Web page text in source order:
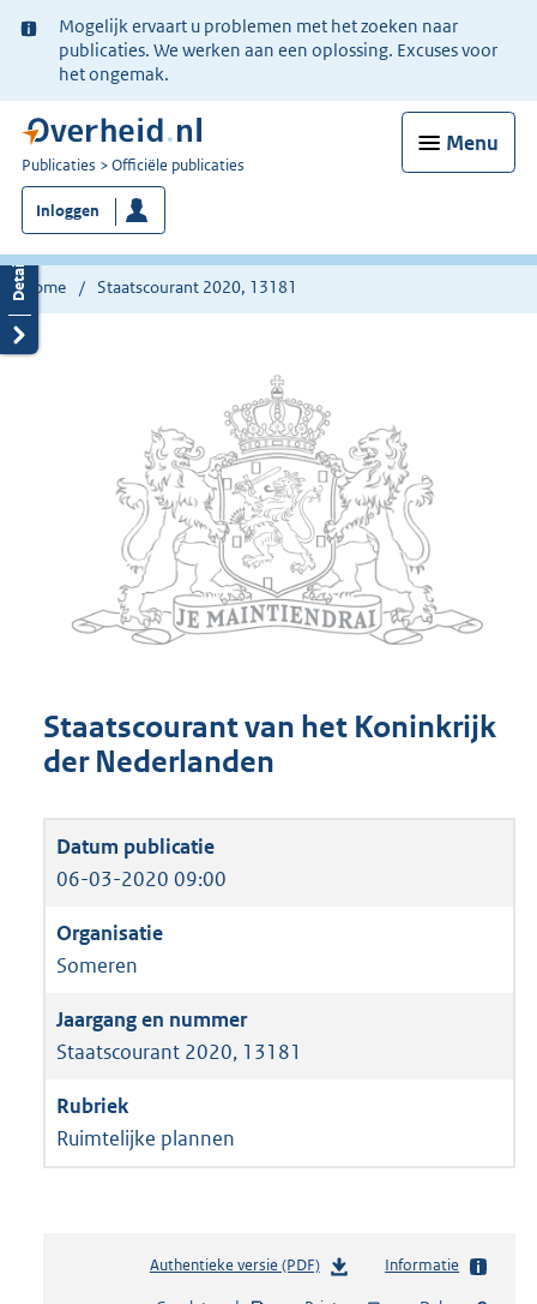
Ter
informatie:
Mogelijk ervaart u problemen met het zoeken naar
publicaties. We werken aan een oplossing. Excuses voor
het ongemak.
Menu
U
bent
nu
hier:
Publicaties Officiële publicaties
Inloggen
Home Staatscourant 2020, 13181
Staatscourant van het Koninkrijk
der Nederlanden
06-03-2020 09:00
Someren
Staatscourant 2020, 13181
Ruimtelijke plannen
Authentieke versie (PDF)b
Informatie